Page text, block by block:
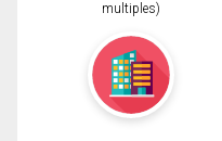
multiples)